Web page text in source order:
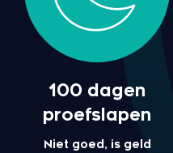
100 dagen
proefslapen
Niet goed, is geld